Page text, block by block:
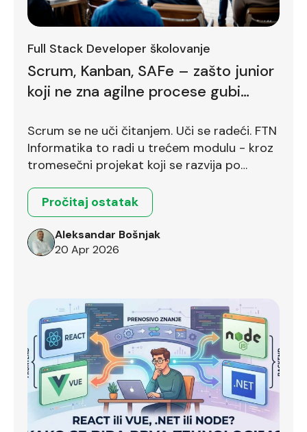
Full Stack Developer školovanje
Scrum, Kanban, SAFe – zašto junior
koji ne zna agilne procese gubi
Scrum se ne uči čitanjem. Uči se radeći. FTN
Informatika to radi u trećem modulu - kroz
tromesečni projekat koji se razvija po
Pročitaj ostatak
Aleksandar Bošnjak
20 Apr 2026